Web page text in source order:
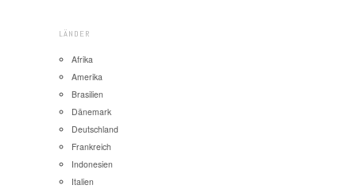
LÄNDER
Afrika
Amerika
Brasilien
Dänemark
Deutschland
Frankreich
Indonesien
Italien